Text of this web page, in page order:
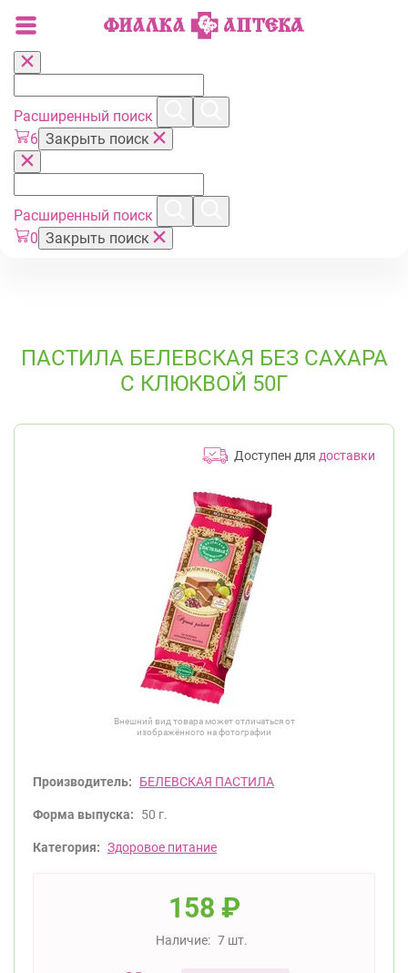
Расширенный поиск
6 Закрыть поиск
Расширенный поиск
0 Закрыть поиск
ПАСТИЛА БЕЛЕВСКАЯ БЕЗ САХАРА
С КЛЮКВОЙ 50Г
Доступен для доставки
Внешний вид товара может отличаться от
изображённого на фотографии
Производитель: БЕЛЕВСКАЯ ПАСТИЛА
Форма выпуска: 50 г.
Категория: Здоровое питание
158 ₽
Наличие: 7 шт.